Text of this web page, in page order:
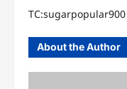
About the Author